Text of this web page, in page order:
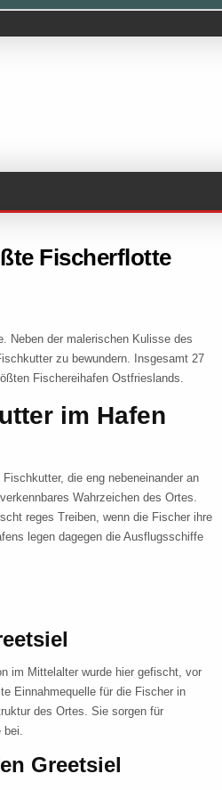
Fischerflotte
Neben der malerischen Kulisse des
zu bewundern. Insgesamt 27
Fischereihafen Ostfrieslands.
im Hafen
die eng nebeneinander an
Wahrzeichen des Ortes.
reges Treiben, wenn die Fischer ihre
legen dagegen die Ausflugsschiffe
im Mittelalter wurde hier gefischt, vor
Einnahmequelle für die Fischer in
des Ortes. Sie sorgen für
bei.
Greetsiel